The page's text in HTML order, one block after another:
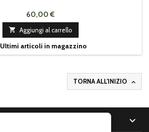
60,00 €
 Aggiungi al carrello
Ultimi articoli in magazzino
TORNA ALL'INIZIO 
